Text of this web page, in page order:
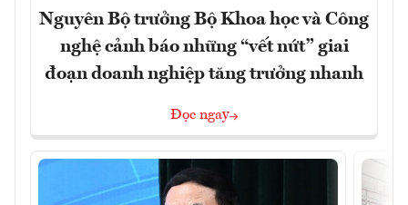
Nguyên Bộ trưởng Bộ Khoa học và Công
nghệ cảnh báo những “vết nứt” giai
đoạn doanh nghiệp tăng trưởng nhanh
Đọc ngay